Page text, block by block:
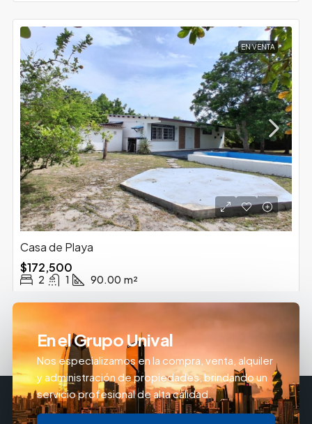
EN VENTA
Casa de Playa
$172,500
2 1 90.00 m²
En el Grupo Unival
Nos especializamos en la compra, venta, alquiler
y administración de propiedades, brindando un
servicio profesional de alta calidad.